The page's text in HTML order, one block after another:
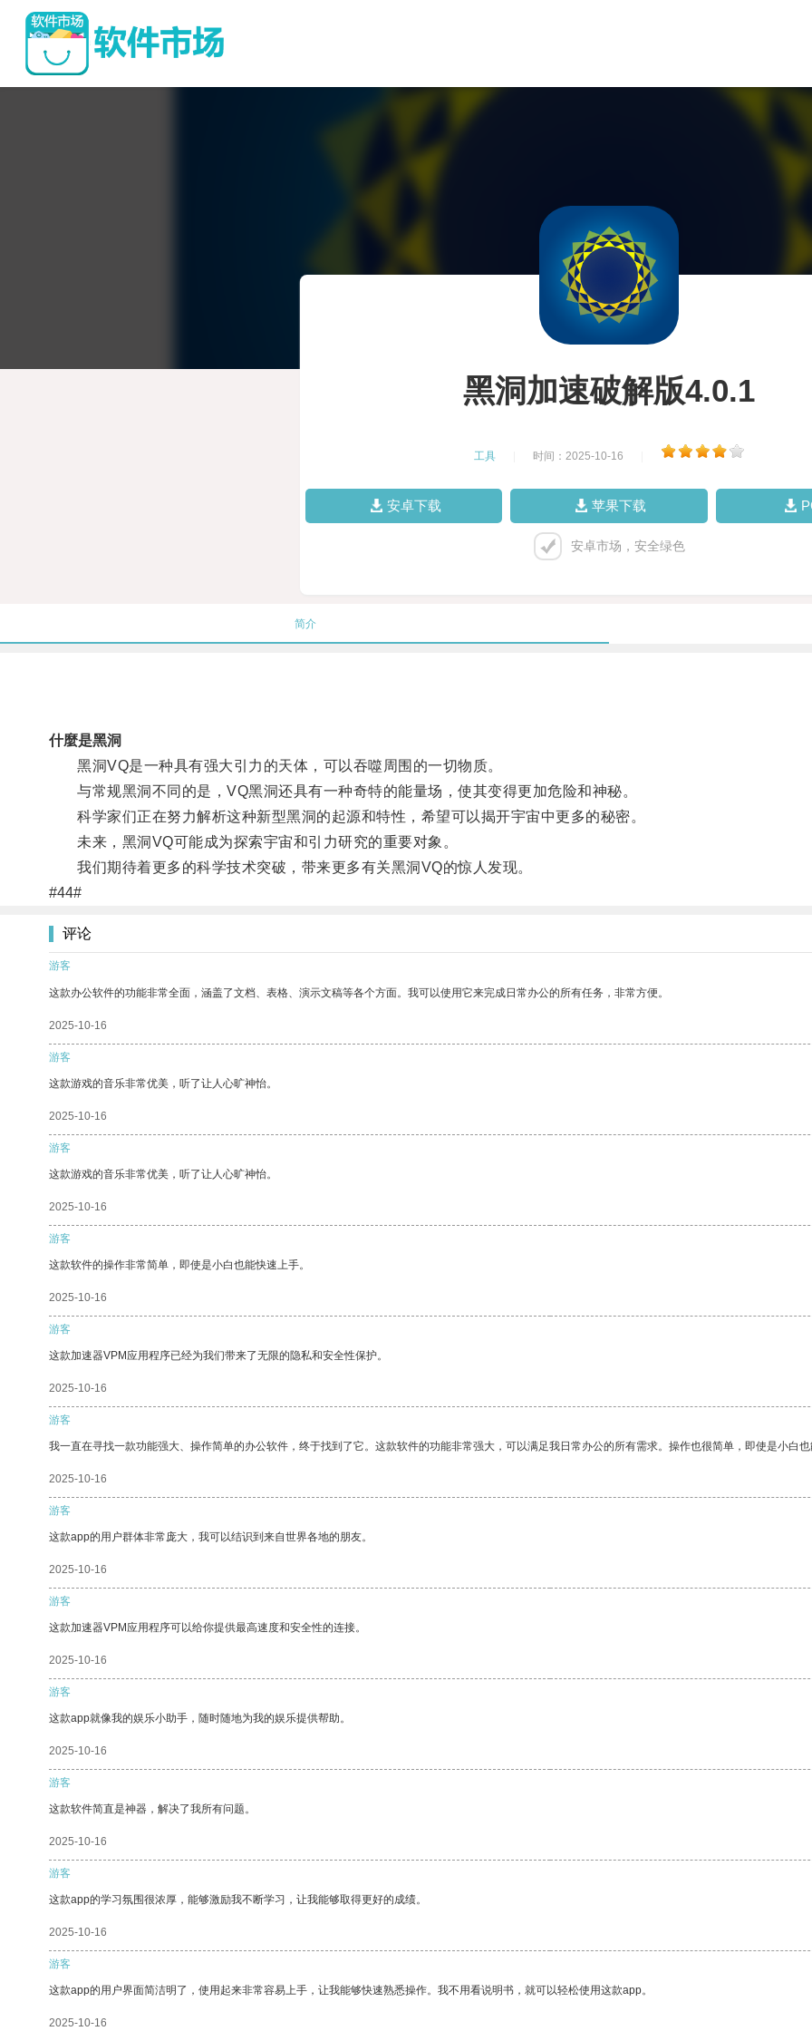
黑洞加速破解版4.0.1
工具 时间：2025-10-16
安卓下载 苹果下载
安卓市场，安全绿色
简介
什麼是黑洞
黑洞VQ是一种具有强大引力的天体，可以吞噬周围的一切物质。
与常规黑洞不同的是，VQ黑洞还具有一种奇特的能量场，使其变得更加危险和神秘。
科学家们正在努力解析这种新型黑洞的起源和特性，希望可以揭开宇宙中更多的秘密。
未来，黑洞VQ可能成为探索宇宙和引力研究的重要对象。
我们期待着更多的科学技术突破，带来更多有关黑洞VQ的惊人发现。
#44#
评论
游客
这款办公软件的功能非常全面，涵盖了文档、表格、演示文稿等各个方面。我可以使用它来完成日常办公的所有任务，非常方便。
2025-10-16
游客
这款游戏的音乐非常优美，听了让人心旷神怡。
2025-10-16
游客
这款游戏的音乐非常优美，听了让人心旷神怡。
2025-10-16
游客
这款软件的操作非常简单，即使是小白也能快速上手。
2025-10-16
游客
这款加速器VPM应用程序已经为我们带来了无限的隐私和安全性保护。
2025-10-16
游客
我一直在寻找一款功能强大、操作简单的办公软件，终于找到了它。这款软件的功能非常强大，可以满足我日常办公的所有需求。操作也很简单，即使是小白也
2025-10-16
游客
这款app的用户群体非常庞大，我可以结识到来自世界各地的朋友。
2025-10-16
游客
这款加速器VPM应用程序可以给你提供最高速度和安全性的连接。
2025-10-16
游客
这款app就像我的娱乐小助手，随时随地为我的娱乐提供帮助。
2025-10-16
游客
这款软件简直是神器，解决了我所有问题。
2025-10-16
游客
这款app的学习氛围很浓厚，能够激励我不断学习，让我能够取得更好的成绩。
2025-10-16
游客
这款app的用户界面简洁明了，使用起来非常容易上手，让我能够快速熟悉操作。我不用看说明书，就可以轻松使用这款app。
2025-10-16